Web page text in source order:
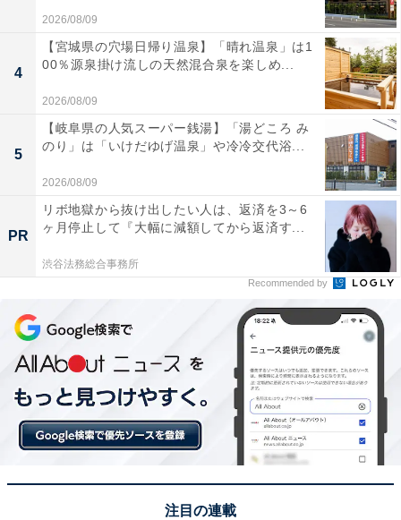
— セブン‐イレブン・ジャパン (@711SEJ)
June 9, 2026
セブン-イレブン 終わりなき革新 (日本経済新聞出版)
次ページ
セブン-イレブン公式Xの普段の投
2026/08/09
4
【宮城県の穴場日帰り温泉】「晴れ温泉」は1
00％源泉掛け流しの天然混合泉を楽しめ...
2026/08/09
5
【岐阜県の人気スーパー銭湯】「湯どころ み
のり」は「いけだゆげ温泉」や冷冷交代浴...
2026/08/09
PR
リボ地獄から抜け出したい人は、返済を3～6
ヶ月停止して『大幅に減額してから返済す...
渋谷法務総合事務所
Recommended by
注目の連載